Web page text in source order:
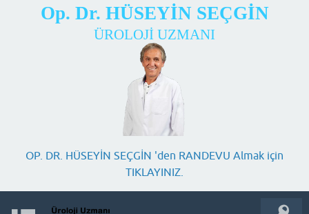
Op. Dr. HÜSEYİN SEÇGİN
ÜROLOJİ UZMANI
OP. DR. HÜSEYİN SEÇGİN 'den RANDEVU Almak için
TIKLAYINIZ.